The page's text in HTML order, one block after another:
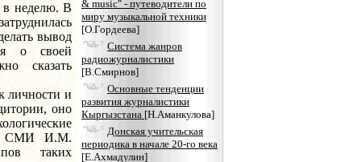
в неделю. В
вывод
о своей
сказать
и
оно
СМИ И.М.
таких
& music" - путеводители по
миру музыкальной техники
[О.Гордеева]
Система жанров
радиожурналистики
[В.Смирнов]
Основные тенденции
развития журналистики
Кыргызстана [Н.Аманкулова]
Донская учительская
периодика в начале 20-го века
[Е.Ахмадулин]